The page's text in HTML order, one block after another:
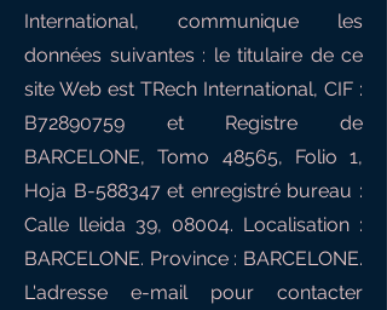
International, communique les
données suivantes : le titulaire de ce
site Web est TRech International, CIF :
B72890759 et Registre de
BARCELONE, Tomo 48565, Folio 1,
Hoja B-588347 et enregistré bureau :
Calle lleida 39, 08004. Localisation :
BARCELONE. Province : BARCELONE.
L'adresse e-mail pour contacter